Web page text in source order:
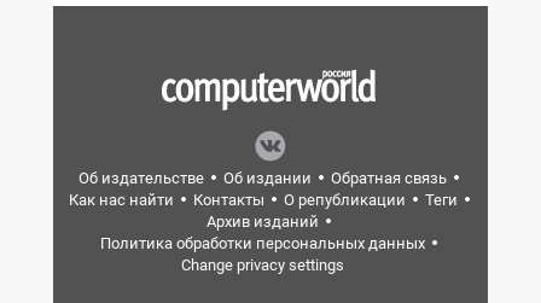
Об издательстве Об издании
Обратная связь
Как нас найти
Контакты О републикации
Теги
Архив изданий
Политика обработки персональных данных
Change privacy settings